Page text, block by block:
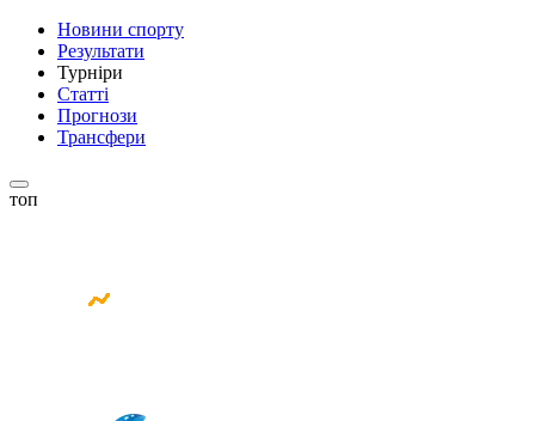
Новини спорту
Результати
Турніри
Статті
Прогнози
Трансфери
топ